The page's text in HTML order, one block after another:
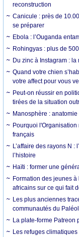
reconstruction
Canicule : près de
se préparer
Ebola : l’Ouganda
Rohingyas : plus de
Du zinc à Instagram :
Quand votre chien
votre affect pour vous
Peut-on réussir en
tirées de la situation
Manosphère :
Pourquoi
français
L’affaire des rayons N
l’histoire
Haïti : former une
Formation des jeunes
africains sur ce qui fait
Les plus anciennes
communautés du
La plate-forme Patreon
Les refuges climatiques